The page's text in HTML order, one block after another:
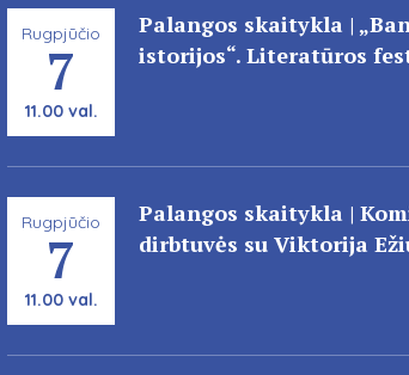
Rugpjūčio
7
11.00 val.
Palangos skaitykla |
istorijos“. Literatūros
Rugpjūčio
7
11.00 val.
Palangos skaitykla |
dirbtuvės su Viktorija